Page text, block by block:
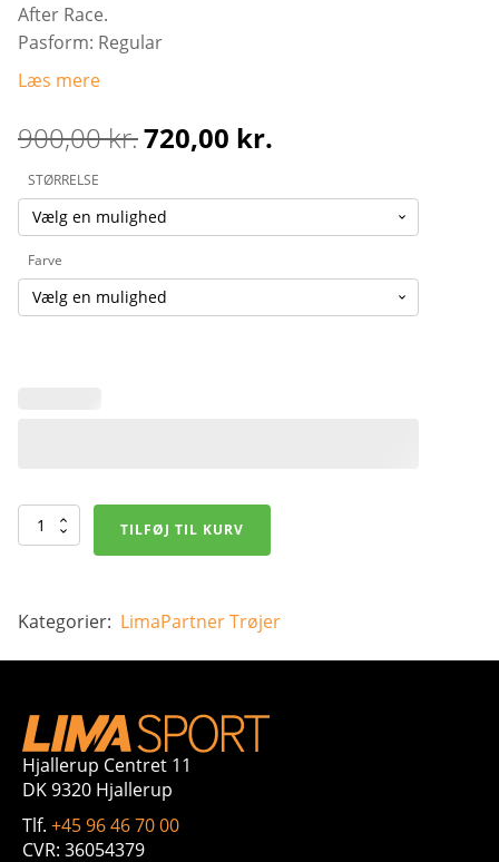
After Race.
Pasform: Regular
Læs mere
900,00kr.
Den
oprindelige
pris
var:
900,00 kr..
720,00 kr.
Den
aktuelle
pris
er:
720,00 kr..
STØRRELSE
Farve
Fusion
Recharge
antal
TILFØJ TIL KURV
Kategorier: LimaPartnerTrøjer
Hjallerup Centret 11
DK 9320 Hjallerup
Tlf. +45 96 46 70 00
CVR: 36054379